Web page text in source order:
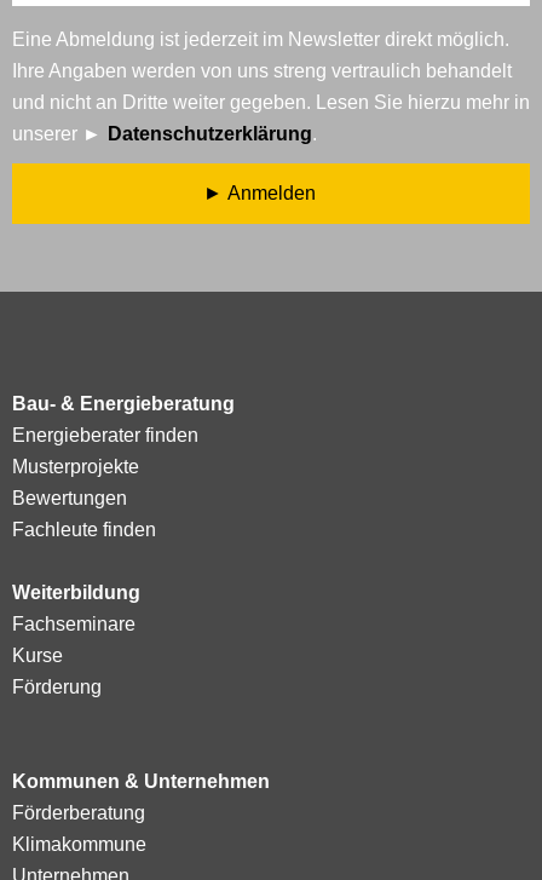
Eine Abmeldung ist jederzeit im Newsletter direkt möglich.
Ihre Angaben werden von uns streng vertraulich behandelt
und nicht an Dritte weiter gegeben. Lesen Sie hierzu mehr in
unserer
Datenschutzerklärung.
Anmelden
Bau- & Energieberatung
Energieberater finden
Musterprojekte
Bewertungen
Fachleute finden
Weiterbildung
Fachseminare
Kurse
Förderung
Kommunen & Unternehmen
Förderberatung
Klimakommune
Unternehmen